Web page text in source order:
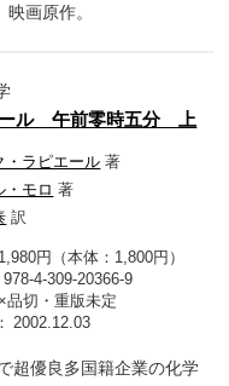
画原作。
ル 午前零時五分 上
・ラピエール 著
・モロ 著
訳
1,980円（本体：1,800円）
978-4-309-20366-9
×品切・重版未定
2002.12.03
超優良多国籍企業の化学